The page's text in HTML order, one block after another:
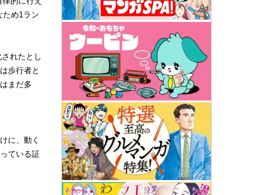
ため1ラン
れたとし
歩行者と
まだ多
に、動く
ている証